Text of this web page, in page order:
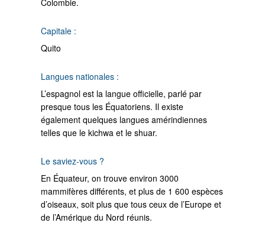
Colombie.
Capitale :
Quito
Langues nationales :
L’espagnol est la langue officielle, parlé par
presque tous les Équatoriens. Il existe
également quelques langues amérindiennes
telles que le kichwa et le shuar.
Le saviez-vous ?
En Équateur, on trouve environ 3000
mammifères différents, et plus de 1 600 espèces
d’oiseaux, soit plus que tous ceux de l’Europe et
de l’Amérique du Nord réunis.